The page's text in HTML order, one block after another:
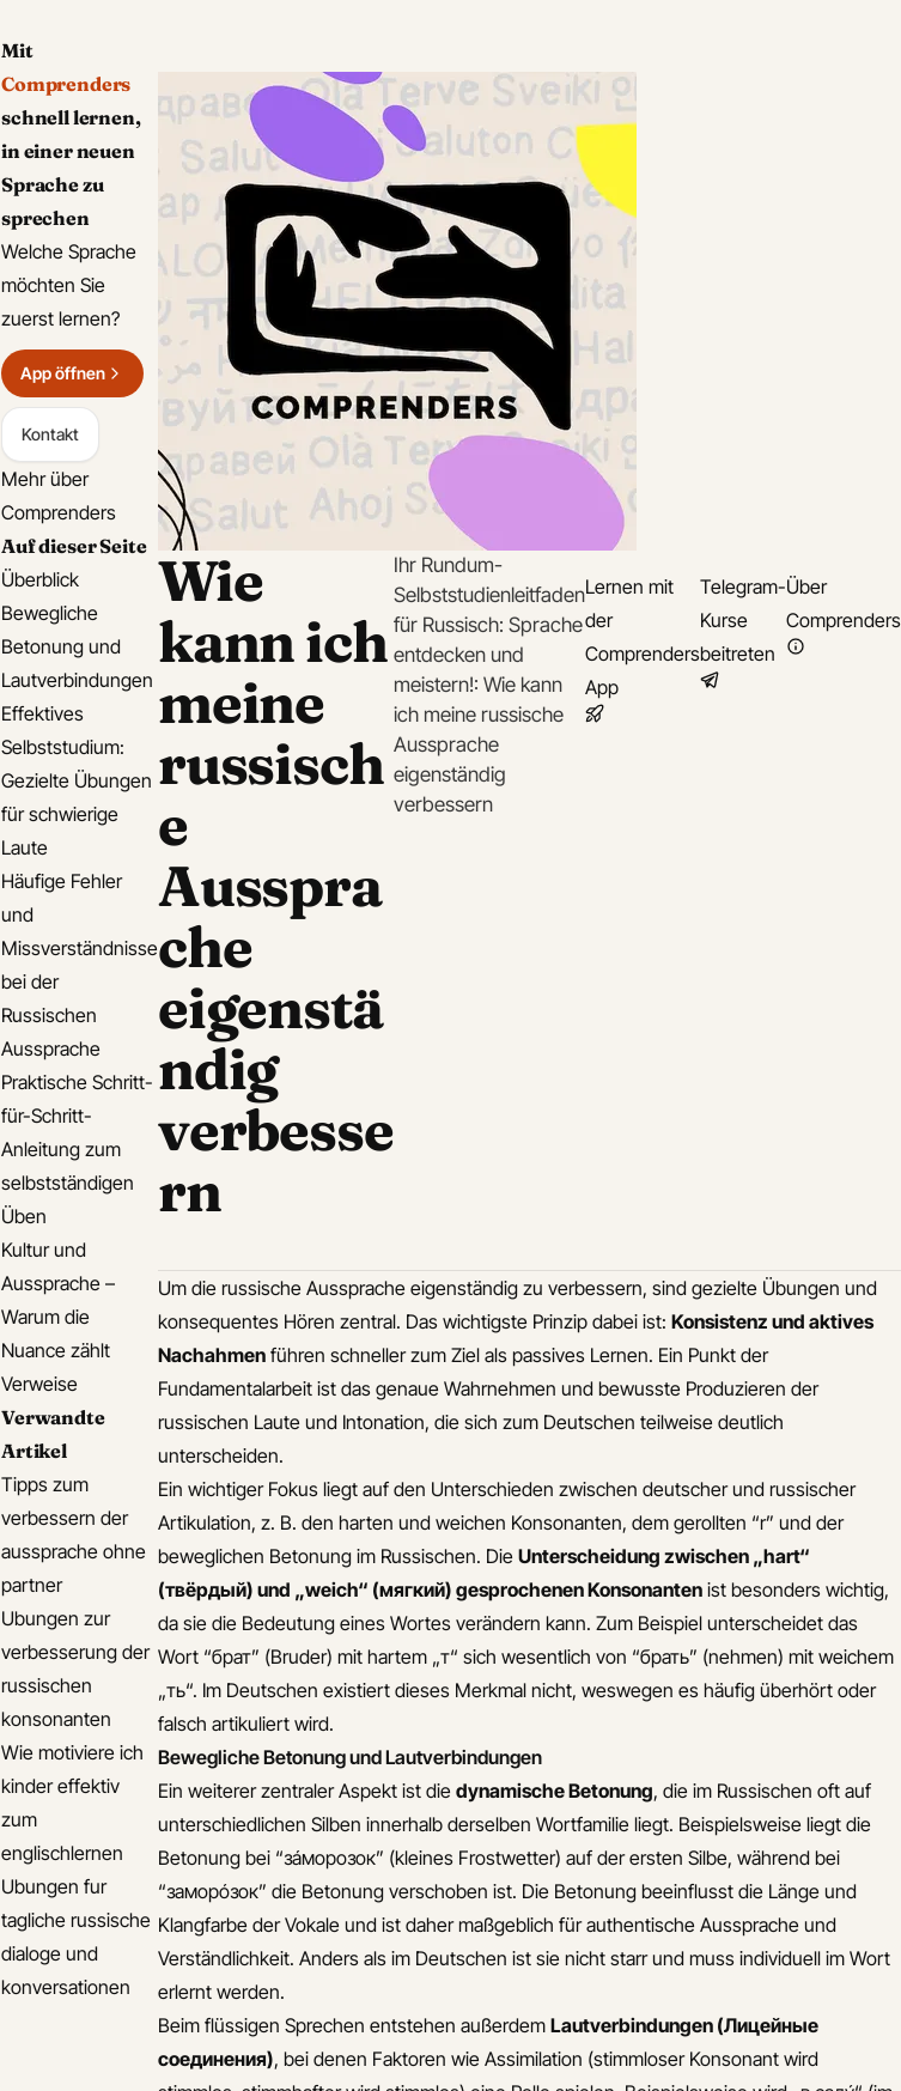
Mit
Comprenders
schnell lernen,
in einer neuen
Sprache zu
sprechen
Welche Sprache
möchten Sie
zuerst lernen?
App öffnen
Kontakt
Mehr über
Comprenders
Auf dieser Seite
Überblick
Bewegliche
Betonung und
Lautverbindungen
Effektives
Selbststudium:
Gezielte Übungen
für schwierige
Laute
Häufige Fehler
und
Missverständnisse
bei der
Russischen
Aussprache
Praktische Schritt-
für-Schritt-
Anleitung zum
selbstständigen
Üben
Kultur und
Aussprache –
Warum die
Nuance zählt
Verweise
Verwandte
Artikel
Tipps zum
verbessern der
aussprache ohne
partner
Ubungen zur
verbesserung der
russischen
konsonanten
Wie motiviere ich
kinder effektiv
zum
englischlernen
Ubungen fur
tagliche russische
dialoge und
konversationen
Wie
kann ich
meine
russisch
e
Ausspra
che
eigenstä
ndig
verbesse
rn
Ihr Rundum-
Selbststudienleitfaden
für Russisch: Sprache
entdecken und
meistern!: Wie kann
ich meine russische
Aussprache
eigenständig
verbessern
Lernen mit
der
Comprenders
App
Telegram-
Kurse
beitreten
Über
Comprenders
Um die russische Aussprache eigenständig zu verbessern, sind gezielte Übungen und
konsequentes Hören zentral. Das wichtigste Prinzip dabei ist: Konsistenz und aktives
Nachahmen führen schneller zum Ziel als passives Lernen. Ein Punkt der
Fundamentalarbeit ist das genaue Wahrnehmen und bewusste Produzieren der
russischen Laute und Intonation, die sich zum Deutschen teilweise deutlich
unterscheiden.
Ein wichtiger Fokus liegt auf den Unterschieden zwischen deutscher und russischer
Artikulation, z. B. den harten und weichen Konsonanten, dem gerollten “r” und der
beweglichen Betonung im Russischen. Die Unterscheidung zwischen „hart“
(твёрдый) und „weich“ (мягкий) gesprochenen Konsonanten ist besonders wichtig,
da sie die Bedeutung eines Wortes verändern kann. Zum Beispiel unterscheidet das
Wort “брат” (Bruder) mit hartem „т“ sich wesentlich von “брать” (nehmen) mit weichem
„ть“. Im Deutschen existiert dieses Merkmal nicht, weswegen es häufig überhört oder
falsch artikuliert wird.
Bewegliche Betonung und Lautverbindungen
Ein weiterer zentraler Aspekt ist die dynamische Betonung, die im Russischen oft auf
unterschiedlichen Silben innerhalb derselben Wortfamilie liegt. Beispielsweise liegt die
Betonung bei “зáморозок” (kleines Frostwetter) auf der ersten Silbe, während bei
“заморóзок” die Betonung verschoben ist. Die Betonung beeinflusst die Länge und
Klangfarbe der Vokale und ist daher maßgeblich für authentische Aussprache und
Verständlichkeit. Anders als im Deutschen ist sie nicht starr und muss individuell im Wort
erlernt werden.
Beim flüssigen Sprechen entstehen außerdem Lautverbindungen (Лицейные
соединения), bei denen Faktoren wie Assimilation (stimmloser Konsonant wird